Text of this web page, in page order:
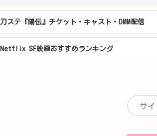
刀ステ『陽伝』チケット・キャスト・DMM配信
Netflix SF映画おすすめランキング